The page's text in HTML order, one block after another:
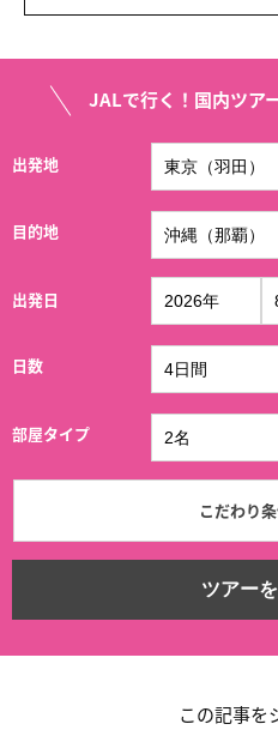
JALで行く！国内ツア
出発地
目的地
出発日
日数
部屋タイプ
こだわり
ツアー
この記事を